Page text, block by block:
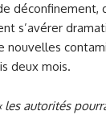
déconfinement,
s’avérer
nouvelles
deux mois.
les autorités